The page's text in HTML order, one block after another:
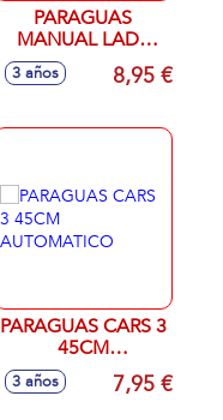
PARAGUAS
MANUAL LADY
BUG
3 años 8,95 €
PARAGUAS CARS 3
45CM
AUTOMATICO
3 años 7,95 €